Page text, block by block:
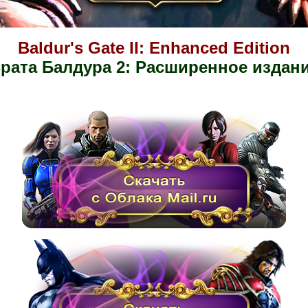
Baldur's Gate II: Enhanced Edition
Балдура 2: Расширенное